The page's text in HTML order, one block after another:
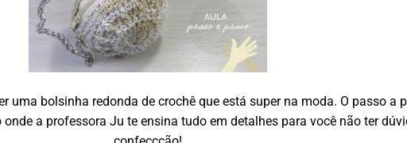
uma bolsinha redonda de crochê que está super na moda. O passo a
a professora Ju te ensina tudo em detalhes para você não ter